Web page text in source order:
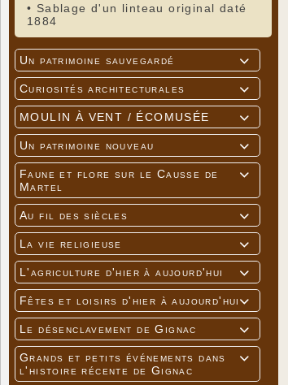
• Sablage d'un linteau original daté
1884

Un patrimoine sauvegardé

Curiosités architecturales

MOULIN À VENT / ÉCOMUSÉE

Un patrimoine nouveau

Faune et flore sur le Causse de
Martel

Au fil des siècles

La vie religieuse

L'agriculture d'hier à aujourd'hui

Fêtes et loisirs d'hier à aujourd'hui

Le désenclavement de Gignac

Grands et petits événements dans
l'histoire récente de Gignac